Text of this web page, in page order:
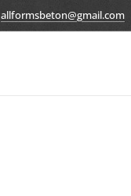
allformsbeton@gmail.com